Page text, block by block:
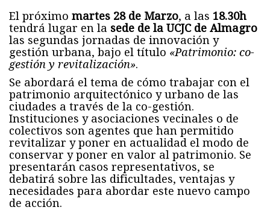
El próximo martes 28 de Marzo, a las 18.30h
tendrá lugar en la sede de la UCJC de Almagro
las segundas jornadas de innovación y
gestión urbana, bajo el título «Patrimonio: co-
gestión y revitalización».
Se abordará el tema de cómo trabajar con el
patrimonio arquitectónico y urbano de las
ciudades a través de la co-gestión.
Instituciones y asociaciones vecinales o de
colectivos son agentes que han permitido
revitalizar y poner en actualidad el modo de
conservar y poner en valor al patrimonio. Se
presentarán casos representativos, se
debatirá sobre las dificultades, ventajas y
necesidades para abordar este nuevo campo
de acción.